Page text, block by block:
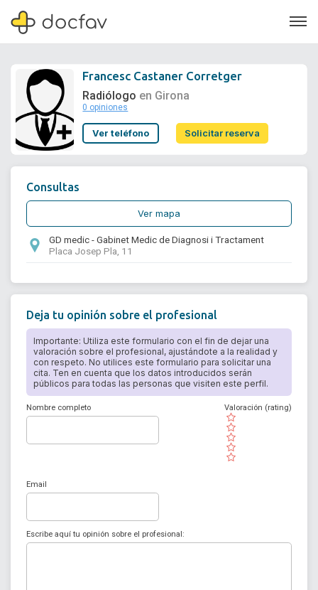
Soporte
Francesc Castaner Corretger
Radiólogo en Girona
0 opiniones
Ver teléfono Solicitar reserva
Consultas
Ver mapa
GD medic - Gabinet Medic de Diagnosi i Tractament
Placa Josep Pla, 11
Deja tu opinión sobre el profesional
Importante: Utiliza este formulario con el fin de dejar una
valoración sobre el profesional, ajustándote a la realidad y
con respeto. No utilices este formulario para solicitar una
cita. Ten en cuenta que los datos introducidos serán
públicos para todas las personas que visiten este perfil.
Nombre completo
( )
( )
( )
( )
( )
Valoración (rating)
Email
Escribe aquí tu opinión sobre el profesional: